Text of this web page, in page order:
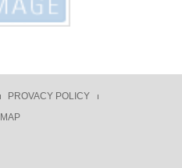
PROVACY POLICY